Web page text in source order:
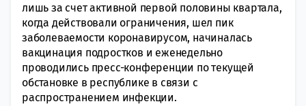
лишь за счет активной первой половины квартала,
когда действовали ограничения, шел пик
заболеваемости коронавирусом, начиналась
вакцинация подростков и еженедельно
проводились пресс-конференции по текущей
обстановке в республике в связи с
распространением инфекции.